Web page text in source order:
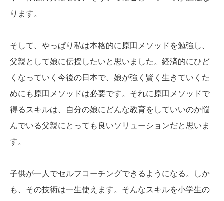
ります。
そして、やっぱり私は本格的に原田メソッドを勉強し、
父親として娘に伝授したいと思いました。経済的にひど
くなっていく今後の日本で、娘が強く賢く生きていくた
めにも原田メソッドは必要です。それに原田メソッドで
得るスキルは、自分の娘にどんな教育をしていいのか悩
んでいる父親にとっても良いソリューションだと思いま
す。
子供が一人でセルフコーチングできるようになる。しか
も、その技術は一生使えます。そんなスキルを小学生の